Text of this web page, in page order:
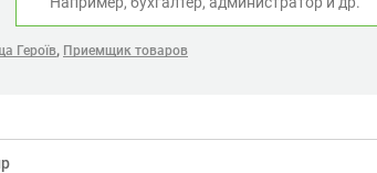
Героїв, Приемщик товаров